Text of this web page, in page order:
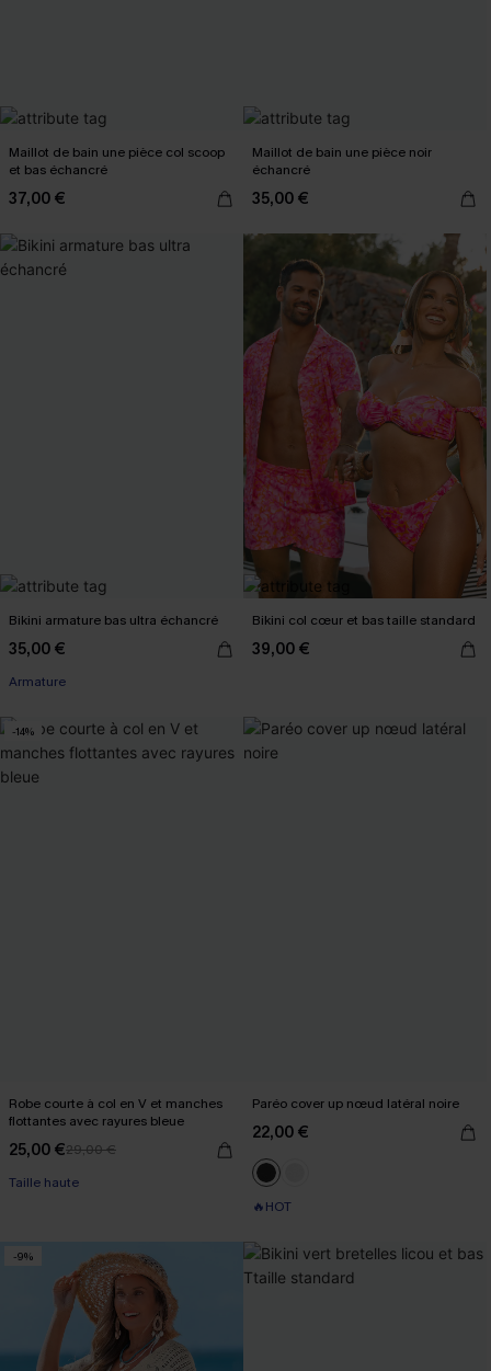
Maillot de bain une pièce col scoop
et bas échancré
37,00 €
Maillot de bain une pièce noir
échancré
35,00 €
Bikini armature bas ultra échancré
35,00 €
Armature
Bikini col cœur et bas taille standard
39,00 €
-14%
Robe courte à col en V et manches
flottantes avec rayures bleue
25,00 €29,00 €
Taille haute
Paréo cover up nœud latéral noire
22,00 €
🔥HOT
-9%